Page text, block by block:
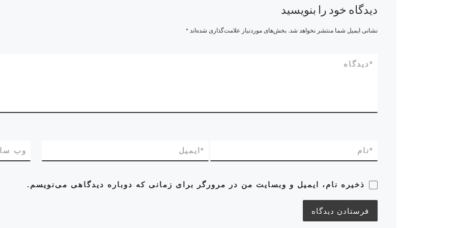
دیدگاه خود را بنویسید
نشانی ایمیل شما منتشر نخواهد شد. بخش‌های موردنیاز علامت‌گذاری شده‌اند*
دیدگاه*
نام* ایمیل * وب‌
ذخیره نام، ایمیل و وبسایت من در مرورگر برای زمانی که دوباره دیدگاهی می‌نویسم.